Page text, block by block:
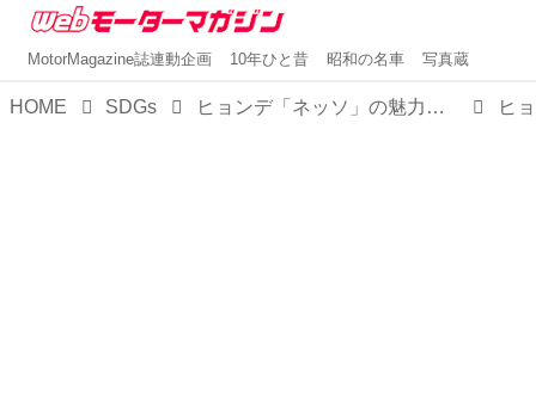
MotorMagazine誌連動企画 10年ひと昔 昭和の名車 写真蔵
HOME SDGs ヒョンデ「ネッソ」の魅力はトータルバランスの良さ。ガソリン車からの乗り換えがスムーズな快適SUV【試乗】 ヒ